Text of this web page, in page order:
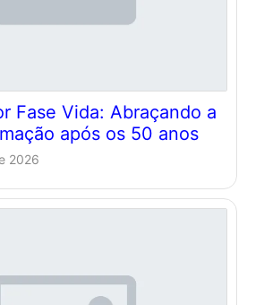
Fase Vida: Abraçando a
após os 50 anos
2026